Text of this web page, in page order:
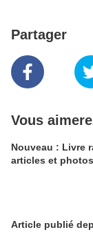
Partager
Vous
Nouveau : Livre
articles et